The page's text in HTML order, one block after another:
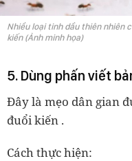
Nhiều loại tinh dầu thiên nhiên
kiến (Ảnh minh họa)
5. Dùng phấn viết
Đây là mẹo dân gian
đuổi kiến .
Cách thực hiện: